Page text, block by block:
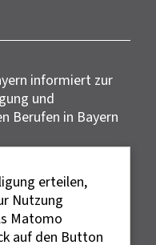
informiert zur
und
Berufen in Bayern
Bayern
Wirtschaft
Methodik der
erteilen,
Nutzung
Matomo
auf den Button